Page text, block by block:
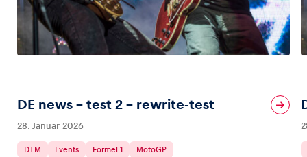
DE news – test 2 – rewrite-test
28. Januar 2026
DTM Events Formel 1 MotoGP